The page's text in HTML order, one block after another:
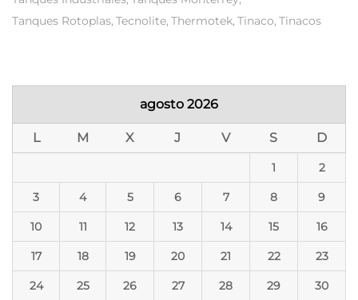
Tanques Rotoplas Tecnolite Thermotek Tinaco Tinacos
agosto 2026
L M X J V S D
1 2
3 4 5 6 7 8 9
10 11 12 13 14 15 16
17 18 19 20 21 22 23
24 25 26 27 28 29 30